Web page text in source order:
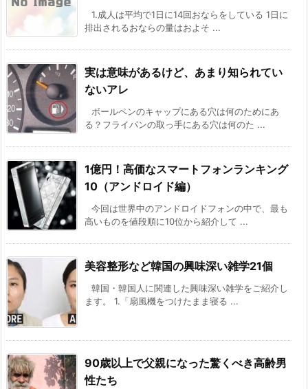
1.成人は平均で1日に14回おならをしている 1日に
排出されるおならの量はおよそ ...
実は意味があるけど、あまり知られてい
ないアレ
ボールペンのキャップにある穴は何のためにあ
る？フライパンの取っ手にある穴は何のた ...
1億円！高価なスマートフォンランキング
10（アンドロイド編）
今回は世界中のアンドロイドフォンの中で、最も
高いものを値段順に10位から紹介して ...
美容整形など韓国の興味深い雑学21個
韓国・韓国人に関連した興味深い雑学をご紹介し
ます。 1.「扇風機をつけたまま寝る ...
90歳以上で父親になった驚くべき高齢男
性たち